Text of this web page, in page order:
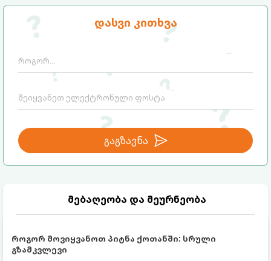
დასვი კითხვა
გაგზავნა
მებაღეობა და მეურნეობა
როგორ მოვიყვანოთ პიტნა ქოთანში: სრული
გზამკვლევი